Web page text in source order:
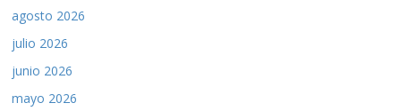
agosto 2026
julio 2026
junio 2026
mayo 2026